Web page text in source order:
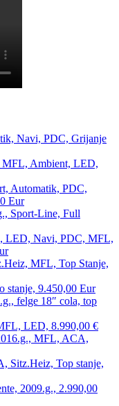
Navi, PDC, Grijanje
MFL, Ambient, LED,
Automatik, PDC,
Eur
Sport-Line, Full
LED, Navi, PDC, MFL,
MFL, Top Stanje,
stanje, 9.450,00 Eur
felge 18″ cola, top
LED, 8.990,00 €
MFL, ACA,
Sitz.Heiz, Top stanje,
2009.g., 2.990,00